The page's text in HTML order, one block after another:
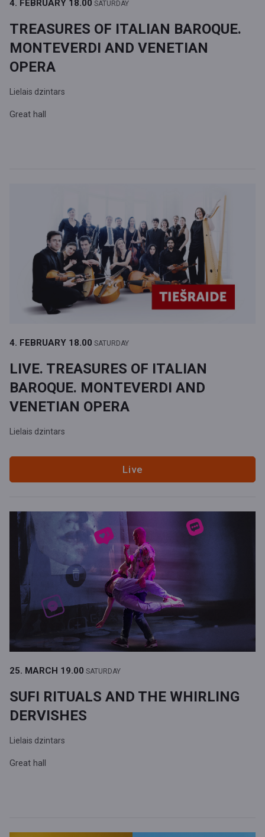
4. FEBRUARY 18.00 SATURDAY
TREASURES OF ITALIAN BAROQUE.
MONTEVERDI AND VENETIAN
OPERA
Lielais dzintars
Great hall
4. FEBRUARY 18.00 SATURDAY
LIVE. TREASURES OF ITALIAN
BAROQUE. MONTEVERDI AND
VENETIAN OPERA
Lielais dzintars
Live
25. MARCH 19.00 SATURDAY
SUFI RITUALS AND THE WHIRLING
DERVISHES
Lielais dzintars
Great hall